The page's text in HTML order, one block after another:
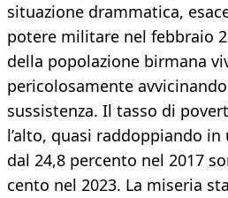
situazione drammatica,
potere militare nel febbraio
della popolazione birmana
pericolosamente
sussistenza. Il tasso di
l’alto, quasi raddoppiando
dal 24,8 percento nel 2017
cento nel 2023. La miseria